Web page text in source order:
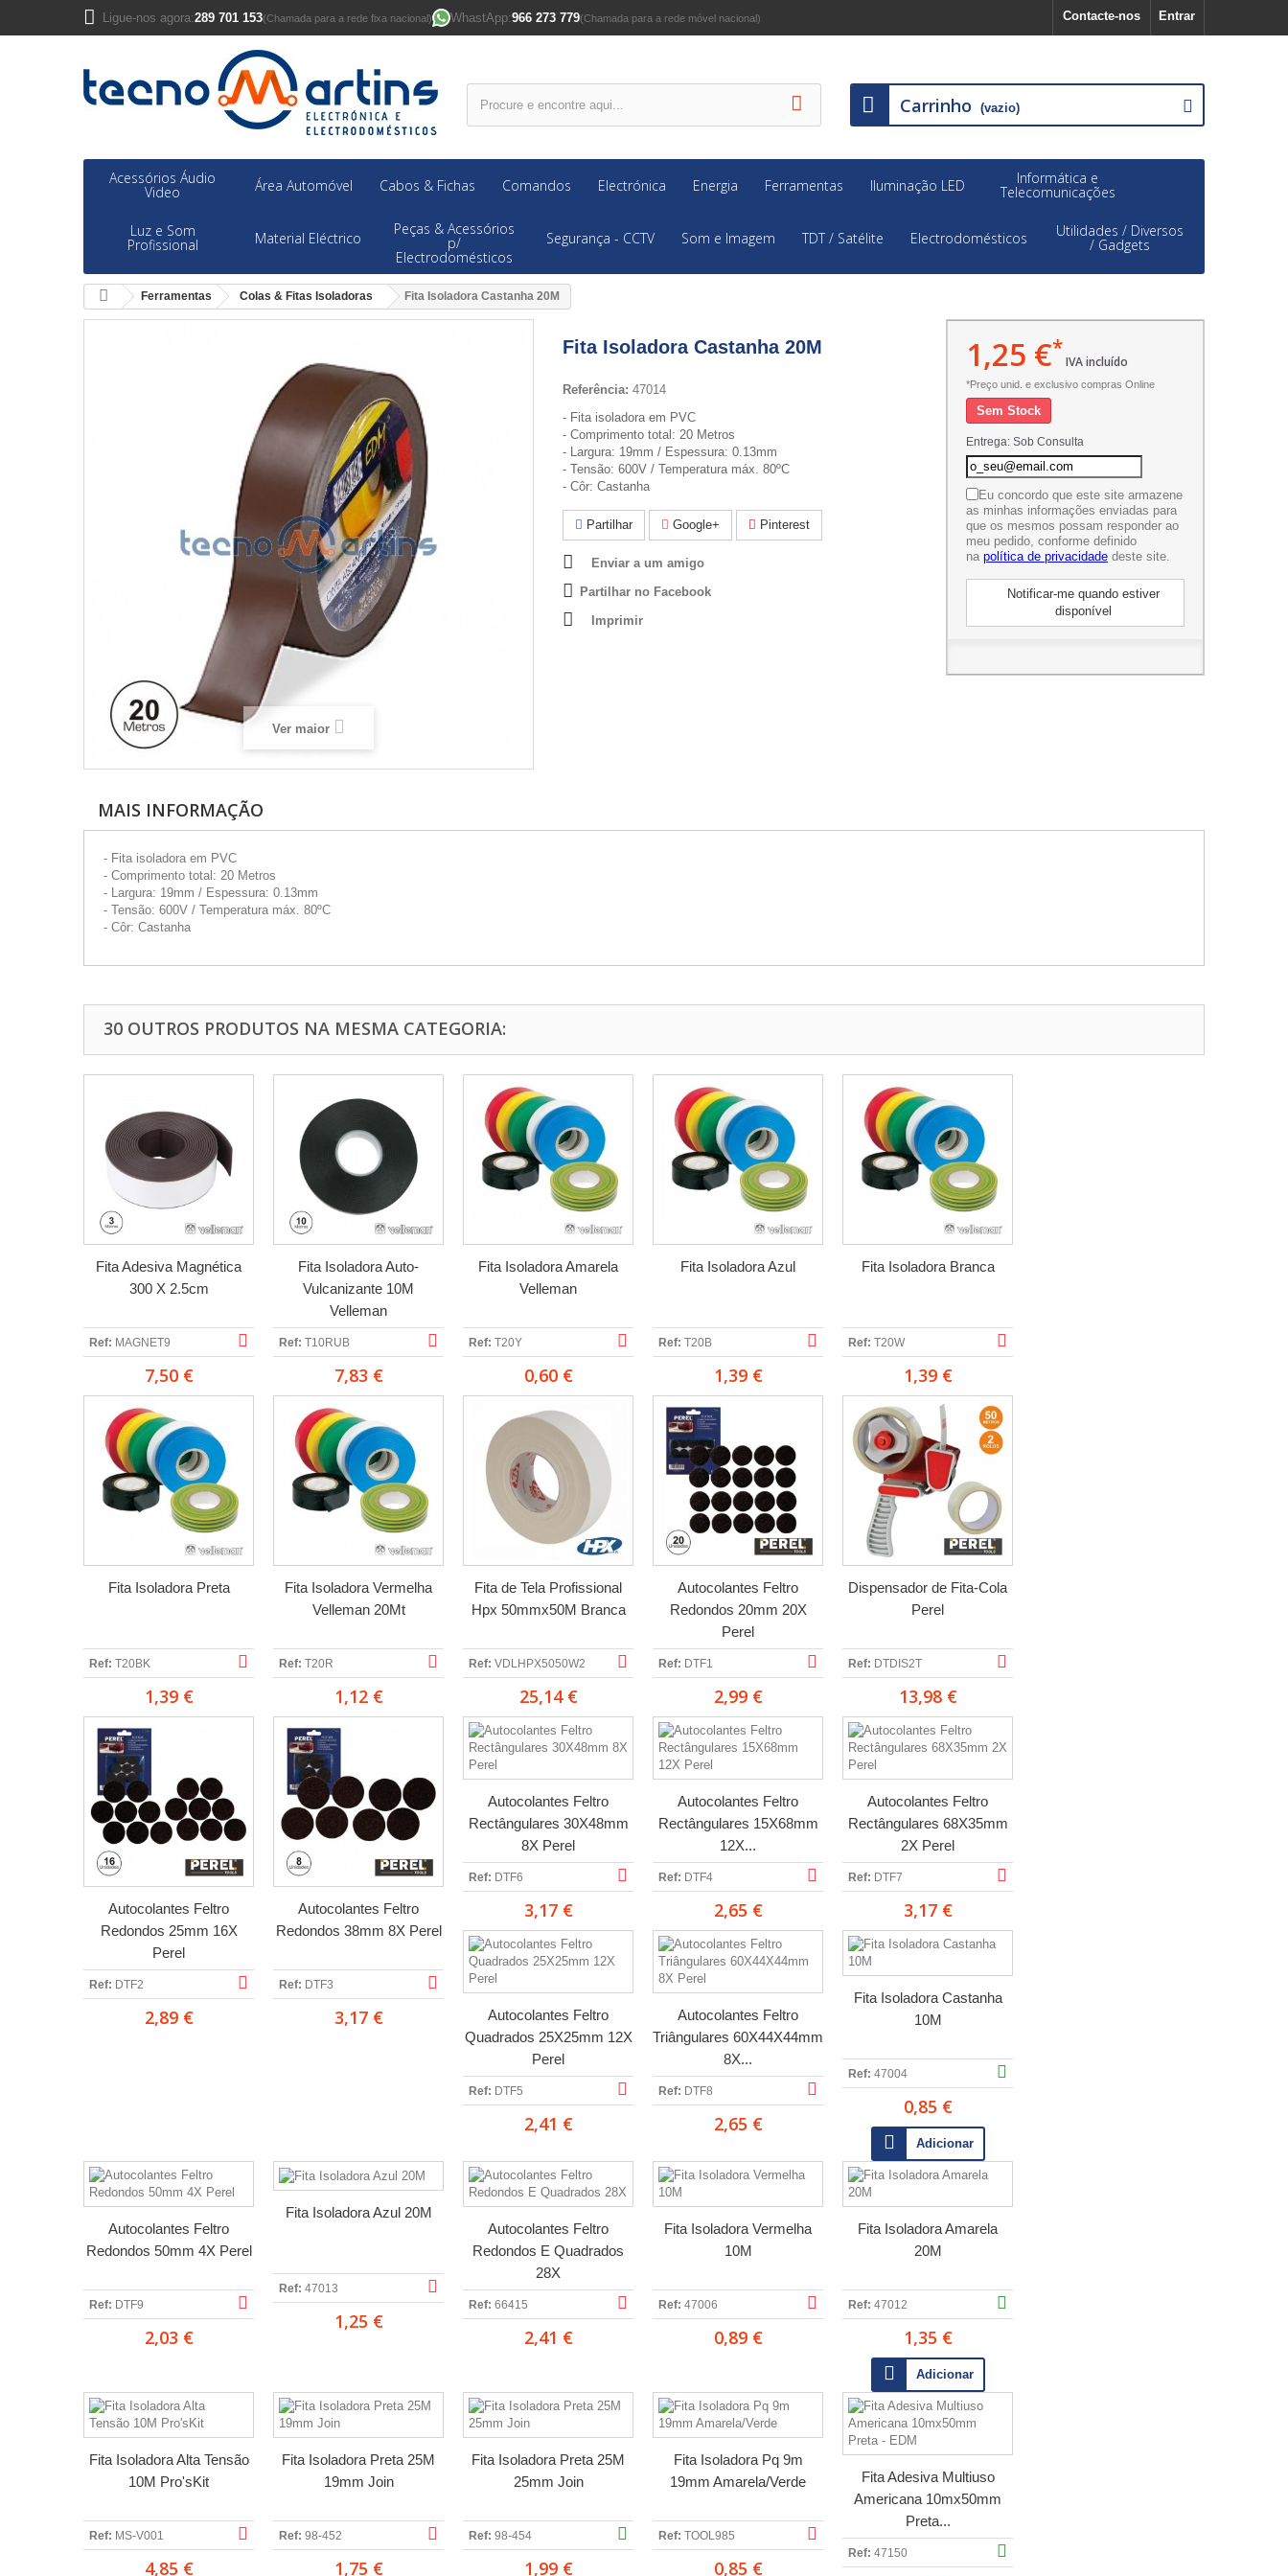
Entrar
Contacte-nos
Ligue-nos agora:289 701 153(Chamada para a rede fixa nacional) WhastApp:966 273 779(Chamada para a rede móvel nacional)
Carrinho (vazio)
Acessórios Áudio
Video Área Automóvel Cabos & Fichas Comandos Electrónica Energia Ferramentas Iluminação LED Informática e
Telecomunicações
Luz e Som
Profissional Material Eléctrico
Peças & Acessórios
p/
Electrodomésticos
Segurança - CCTV Som e Imagem TDT / Satélite Electrodomésticos Utilidades / Diversos
/ Gadgets
Ferramentas Colas & Fitas Isoladoras Fita Isoladora Castanha 20M
Ver maior
Fita Isoladora Castanha 20M
Referência: 47014
- Fita isoladora em PVC
- Comprimento total: 20 Metros
- Largura: 19mm / Espessura: 0.13mm
- Tensão: 600V / Temperatura máx. 80ºC
- Côr: Castanha
Partilhar Google+ Pinterest
Enviar a um amigo
Partilhar no Facebook
Imprimir
1,25 €*
IVA incluído
*Preço unid. e exclusivo compras Online
Sem Stock
Entrega: Sob Consulta
Eu concordo que este site armazene
as minhas informações enviadas para
que os mesmos possam responder ao
meu pedido, conforme definido
na política de privacidadedeste site.
Notificar-me quando estiver
disponível
MAIS INFORMAÇÃO
- Fita isoladora em PVC
- Comprimento total: 20 Metros
- Largura: 19mm / Espessura: 0.13mm
- Tensão: 600V / Temperatura máx. 80ºC
- Côr: Castanha
30 OUTROS PRODUTOS NA MESMA CATEGORIA:
Fita Adesiva Magnética
300 X 2.5cm
Ref: MAGNET9
7,50 €
Fita Isoladora Auto-
Vulcanizante 10M
Velleman
Ref: T10RUB
7,83 €
Fita Isoladora Amarela
Velleman
Ref: T20Y
0,60 €
Fita Isoladora Azul
Ref: T20B
1,39 €
Fita Isoladora Branca
Ref: T20W
1,39 €
Fita Isoladora Preta
Ref: T20BK
1,39 €
Fita Isoladora Vermelha
Velleman 20Mt
Ref: T20R
1,12 €
Fita de Tela Profissional
Hpx 50mmx50M Branca
Ref: VDLHPX5050W2
25,14 €
Autocolantes Feltro
Redondos 20mm 20X
Perel
Ref: DTF1
2,99 €
Dispensador de Fita-Cola
Perel
Ref: DTDIS2T
13,98 €
Autocolantes Feltro
Redondos 25mm 16X
Perel
Ref: DTF2
2,89 €
Autocolantes Feltro
Redondos 38mm 8X Perel
Ref: DTF3
3,17 €
Autocolantes Feltro
Rectângulares 30X48mm
8X Perel
Ref: DTF6
3,17 €
Autocolantes Feltro
Rectângulares 15X68mm
12X...
Ref: DTF4
2,65 €
Autocolantes Feltro
Rectângulares 68X35mm
2X Perel
Ref: DTF7
3,17 €
Autocolantes Feltro
Quadrados 25X25mm 12X
Perel
Ref: DTF5
2,41 €
Autocolantes Feltro
Triângulares 60X44X44mm
8X...
Ref: DTF8
2,65 €
Fita Isoladora Castanha
10M
Ref: 47004
0,85 €
Adicionar
Autocolantes Feltro
Redondos 50mm 4X Perel
Ref: DTF9
2,03 €
Fita Isoladora Azul 20M
Ref: 47013
1,25 €
Autocolantes Feltro
Redondos E Quadrados
28X
Ref: 66415
2,41 €
Fita Isoladora Vermelha
10M
Ref: 47006
0,89 €
Fita Isoladora Amarela
20M
Ref: 47012
1,35 €
Adicionar
Fita Isoladora Alta Tensão
10M Pro'sKit
Ref: MS-V001
4,85 €
Fita Isoladora Preta 25M
19mm Join
Ref: 98-452
1,75 €
Fita Isoladora Preta 25M
25mm Join
Ref: 98-454
1,99 €
Fita Isoladora Pq 9m
19mm Amarela/Verde
Ref: TOOL985
0,85 €
Fita Adesiva Multiuso
Americana 10mx50mm
Preta...
Ref: 47150